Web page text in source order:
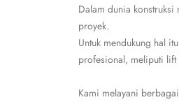
Dalam dunia konstruksi
proyek.
Untuk mendukung hal
profesional, meliputi lift
Kami melayani